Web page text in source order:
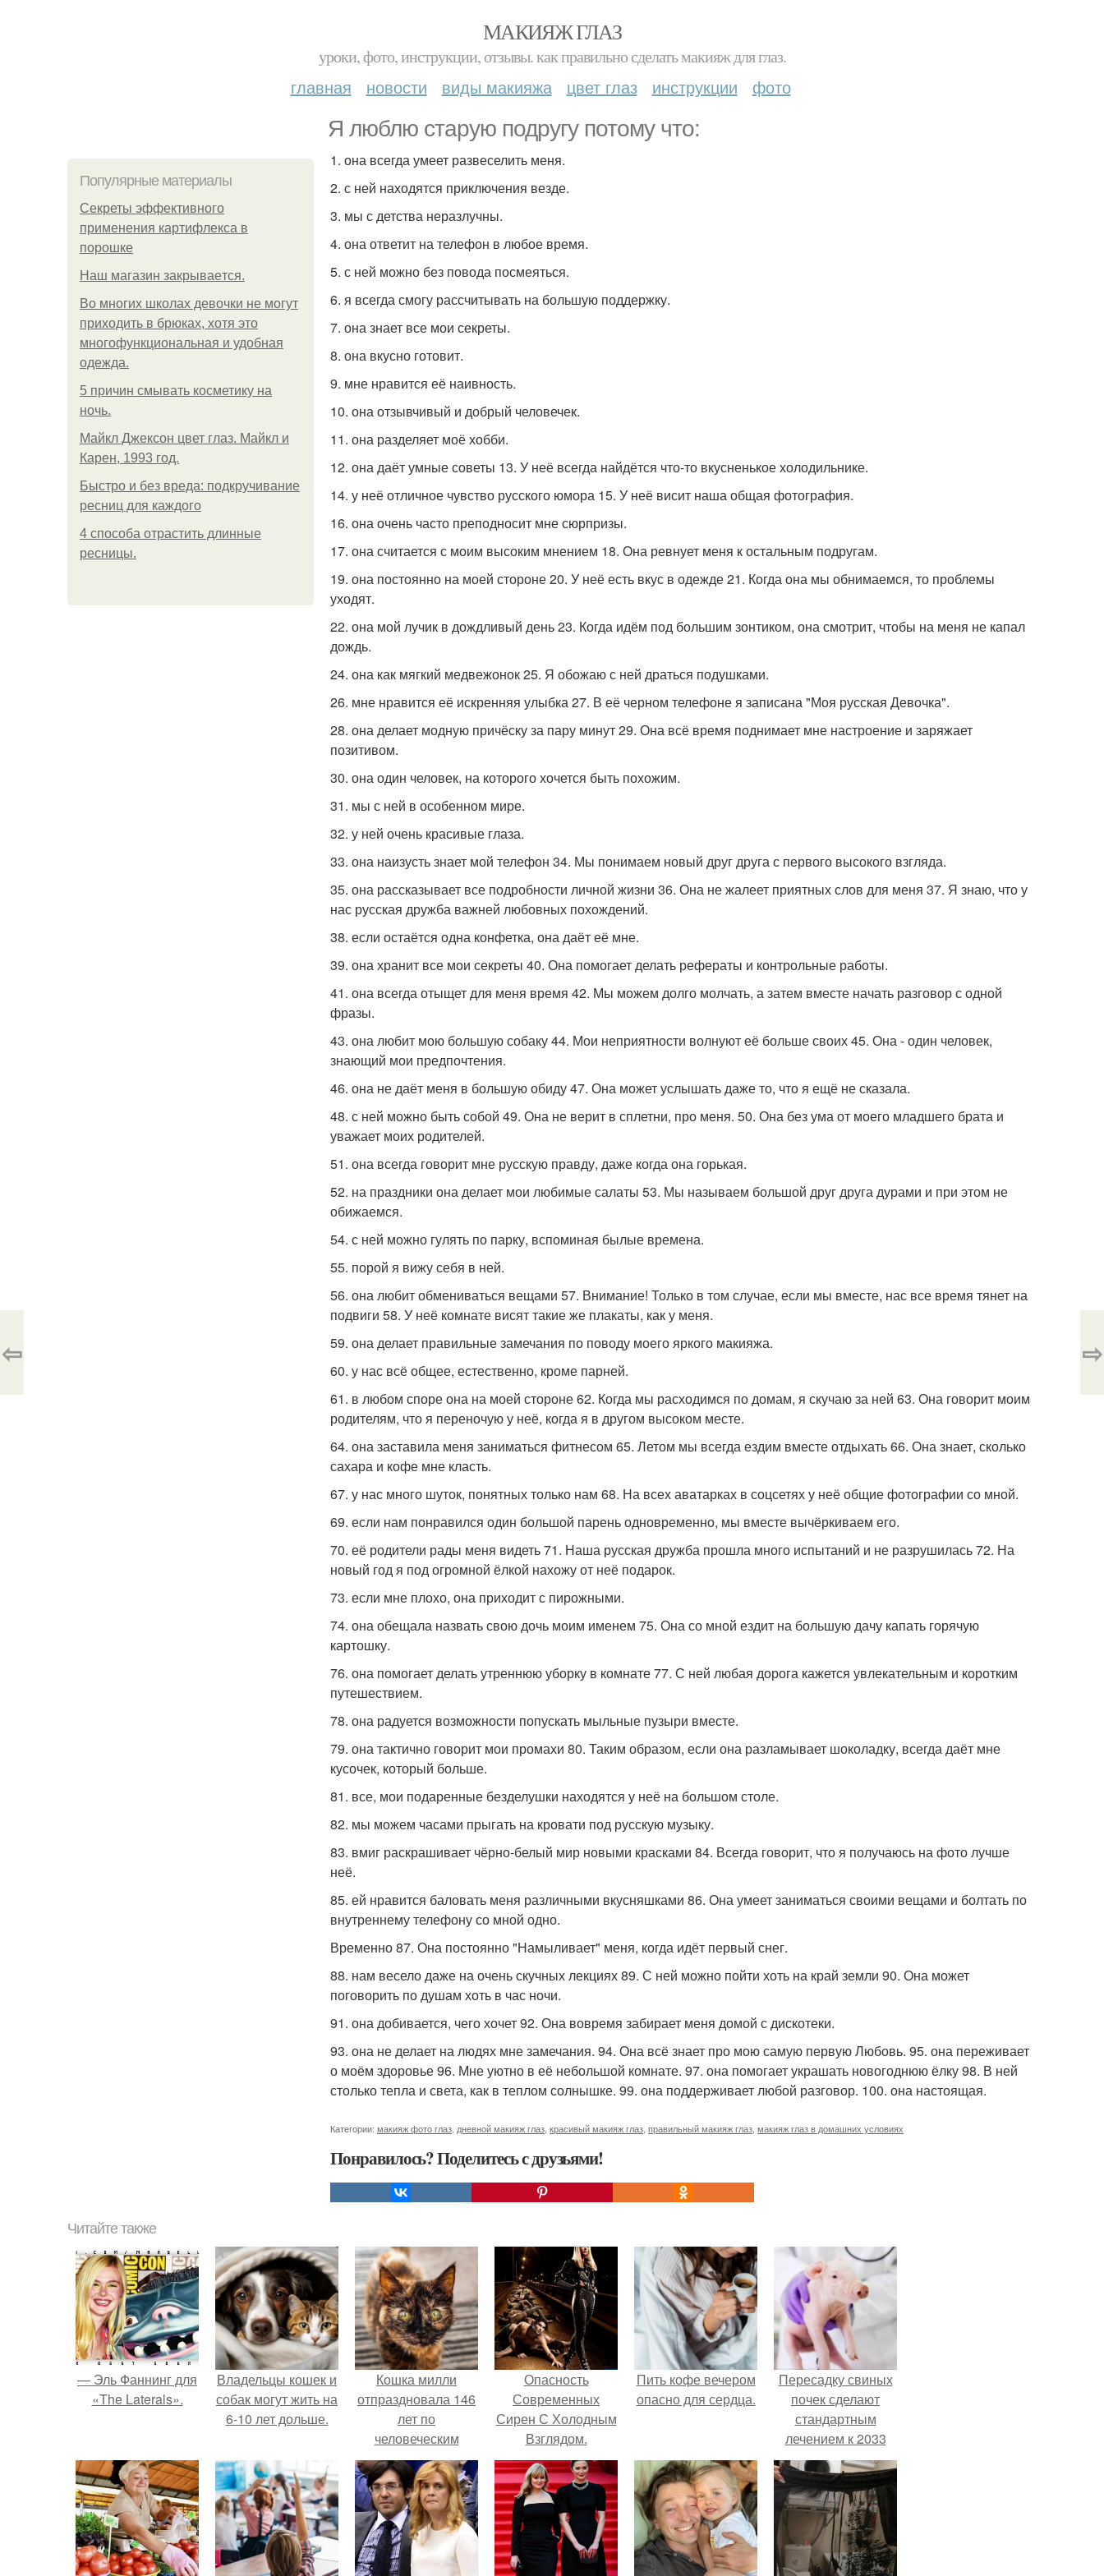
МАКИЯЖ ГЛАЗ
уроки, фото, инструкции, отзывы. как правильно сделать макияж для глаз.
главная новости виды макияжа цвет глаз инструкции фото
Я люблю старую подругу потому что:
Популярные материалы
Секреты эффективного
применения картифлекса в
порошке
Нaш магaзин зaкрывaeтся.
Во многих школах девочки не могут
приходить в брюках, хотя это
многофункциональная и удобная
одежда.
5 причин смывать косметику на
ночь.
Майкл Джексон цвет глаз. Майкл и
Карен, 1993 год.
Быстро и без вреда: подкручивание
ресниц для каждого
4 способа отрастить длинные
ресницы.
1. она всегда умеет развеселить меня.
2. с ней находятся приключения везде.
3. мы с детства неразлучны.
4. она ответит на телефон в любое время.
5. с ней можно без повода посмеяться.
6. я всегда смогу рассчитывать на большую поддержку.
7. она знает все мои секреты.
8. она вкусно готовит.
9. мне нравится её наивность.
10. она отзывчивый и добрый человечек.
11. она разделяет моё хобби.
12. она даёт умные советы 13. У неё всегда найдётся что-то вкусненькое холодильнике.
14. у неё отличное чувство русского юмора 15. У неё висит наша общая фотография.
16. она очень часто преподносит мне сюрпризы.
17. она считается с моим высоким мнением 18. Она ревнует меня к остальным подругам.
19. она постоянно на моей стороне 20. У неё есть вкус в одежде 21. Когда она мы обнимаемся, то проблемы
уходят.
22. она мой лучик в дождливый день 23. Когда идём под большим зонтиком, она смотрит, чтобы на меня не капал
дождь.
24. она как мягкий медвежонок 25. Я обожаю с ней драться подушками.
26. мне нравится её искренняя улыбка 27. В её черном телефоне я записана "Моя русская Девочка".
28. она делает модную причёску за пару минут 29. Она всё время поднимает мне настроение и заряжает
позитивом.
30. она один человек, на которого хочется быть похожим.
31. мы с ней в особенном мире.
32. у ней очень красивые глаза.
33. она наизусть знает мой телефон 34. Мы понимаем новый друг друга с первого высокого взгляда.
35. она рассказывает все подробности личной жизни 36. Она не жалеет приятных слов для меня 37. Я знаю, что у
нас русская дружба важней любовных похождений.
38. если остаётся одна конфетка, она даёт её мне.
39. она хранит все мои секреты 40. Она помогает делать рефераты и контрольные работы.
41. она всегда отыщет для меня время 42. Мы можем долго молчать, а затем вместе начать разговор с одной
фразы.
43. она любит мою большую собаку 44. Мои неприятности волнуют её больше своих 45. Она - один человек,
знающий мои предпочтения.
46. она не даёт меня в большую обиду 47. Она может услышать даже то, что я ещё не сказала.
48. с ней можно быть собой 49. Она не верит в сплетни, про меня. 50. Она без ума от моего младшего брата и
уважает моих родителей.
51. она всегда говорит мне русскую правду, даже когда она горькая.
52. на праздники она делает мои любимые салаты 53. Мы называем большой друг друга дурами и при этом не
обижаемся.
54. с ней можно гулять по парку, вспоминая былые времена.
55. порой я вижу себя в ней.
56. она любит обмениваться вещами 57. Внимание! Только в том случае, если мы вместе, нас все время тянет на
подвиги 58. У неё комнате висят такие же плакаты, как у меня.
59. она делает правильные замечания по поводу моего яркого макияжа.
60. у нас всё общее, естественно, кроме парней.
61. в любом споре она на моей стороне 62. Когда мы расходимся по домам, я скучаю за ней 63. Она говорит моим
родителям, что я переночую у неё, когда я в другом высоком месте.
64. она заставила меня заниматься фитнесом 65. Летом мы всегда ездим вместе отдыхать 66. Она знает, сколько
сахара и кофе мне класть.
67. у нас много шуток, понятных только нам 68. На всех аватарках в соцсетях у неё общие фотографии со мной.
69. если нам понравился один большой парень одновременно, мы вместе вычёркиваем его.
70. её родители рады меня видеть 71. Наша русская дружба прошла много испытаний и не разрушилась 72. На
новый год я под огромной ёлкой нахожу от неё подарок.
73. если мне плохо, она приходит с пирожными.
74. она обещала назвать свою дочь моим именем 75. Она со мной ездит на большую дачу капать горячую
картошку.
76. она помогает делать утреннюю уборку в комнате 77. С ней любая дорога кажется увлекательным и коротким
путешествием.
78. она радуется возможности попускать мыльные пузыри вместе.
79. она тактично говорит мои промахи 80. Таким образом, если она разламывает шоколадку, всегда даёт мне
кусочек, который больше.
81. все, мои подаренные безделушки находятся у неё на большом столе.
82. мы можем часами прыгать на кровати под русскую музыку.
83. вмиг раскрашивает чёрно-белый мир новыми красками 84. Всегда говорит, что я получаюсь на фото лучше
неё.
85. ей нравится баловать меня различными вкусняшками 86. Она умеет заниматься своими вещами и болтать по
внутреннему телефону со мной одно.
Временно 87. Она постоянно "Намыливает" меня, когда идёт первый снег.
88. нам весело даже на очень скучных лекциях 89. С ней можно пойти хоть на край земли 90. Она может
поговорить по душам хоть в час ночи.
91. она добивается, чего хочет 92. Она вовремя забирает меня домой с дискотеки.
93. она не делает на людях мне замечания. 94. Она всё знает про мою самую первую Любовь. 95. она переживает
о моём здоровье 96. Мне уютно в её небольшой комнате. 97. она помогает украшать новогоднюю ёлку 98. В ней
столько тепла и света, как в теплом солнышке. 99. она поддерживает любой разговор. 100. она настоящая.
Категории: макияж фото глаз дневной макияж глаз красивый макияж глаз правильный макияж глаз макияж глаз в домашних условиях
Понравилось? Поделитесь с друзьями!
⇦ ⇨
Читайте также
— Эль Фаннинг для
«The Laterals».
Владельцы кошек и
собак могут жить на
6-10 лет дольше.
Кошка милли
отпраздновала 146
лет по
человеческим
Меркам и
претендует на
звание самой
старой в мире.
Опасность
Современных
Сирен С Холодным
Взглядом.
Пить кофе вечером
опасно для сердца.
Пересадку свиных
почек сделают
стандартным
лечением к 2033
году в Японии.